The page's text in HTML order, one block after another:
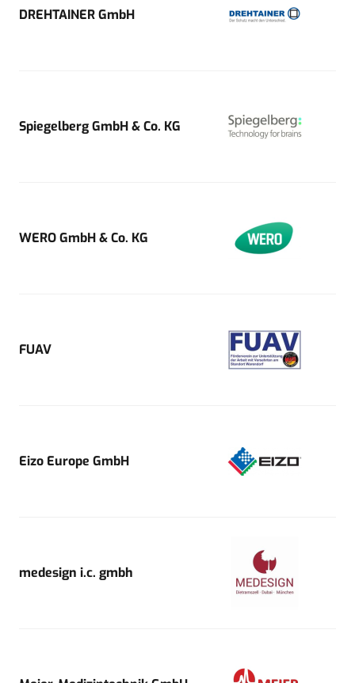
DREHTAINER GmbH
Spiegelberg GmbH & Co. KG
WERO GmbH & Co. KG
FUAV
Eizo Europe GmbH
medesign i.c. gmbh